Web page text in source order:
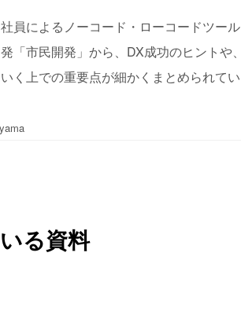
員によるノーコード・ローコードツール
「市民開発」から、DX成功のヒントや、
く上での重要点が細かくまとめられてい
る資料